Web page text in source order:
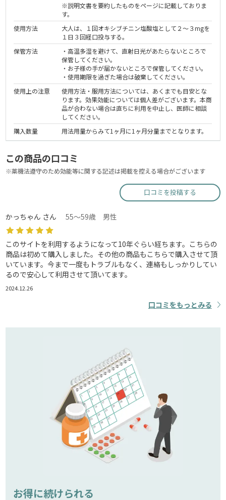
※説明文書を要約したものをページに記載しておりま
す。
使用方法
大人は、１回オキシブチニン塩酸塩として２〜３mgを
１日３回経口投与する。
保管方法
・高温多湿を避けて、直射日光があたらないところで
保管してください。
・お子様の手が届かないところで保管してください。
・使用期限を過ぎた場合は破棄してください。
使用上の注意
使用方法・服用方法については、あくまでも目安とな
ります。効果効能については個人差がございます。本商
品が合わない場合は直ちに利用を中止し、医師に相談
してください。
購入数量
用法用量からみて1ヶ月に1ヶ月分量までとなります。
この商品の口コミ
※薬機法遵守のため効能等に関する記述は掲載を控える場合がございます
口コミを投稿する
かっちゃん さん 55～59歳 男性
このサイトを利用するようになって10年ぐらい経ちます。こちらの
商品は初めて購入しました。その他の商品もこちらで購入させて頂
いています。今まで一度もトラブルもなく、連絡もしっかりしてい
るので安心して利用させて頂いてます。
2024.12.26
口コミをもっとみる
お得に続けられる